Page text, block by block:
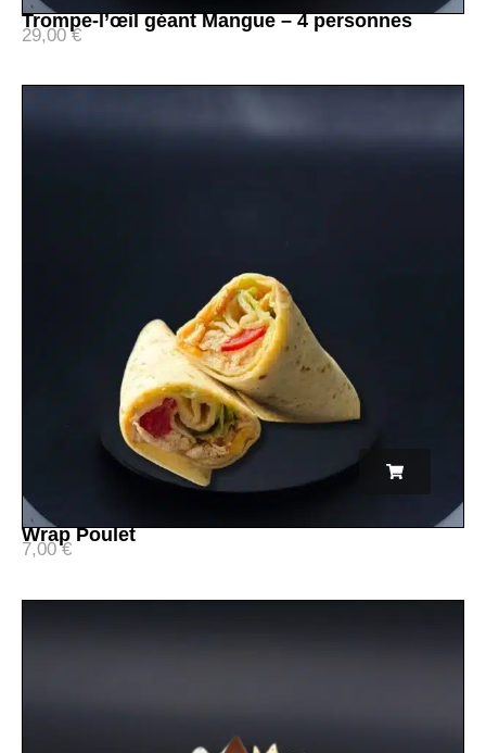
Trompe-l’œil géant Mangue – 4 personnes
29,00€
Wrap Poulet
7,00€